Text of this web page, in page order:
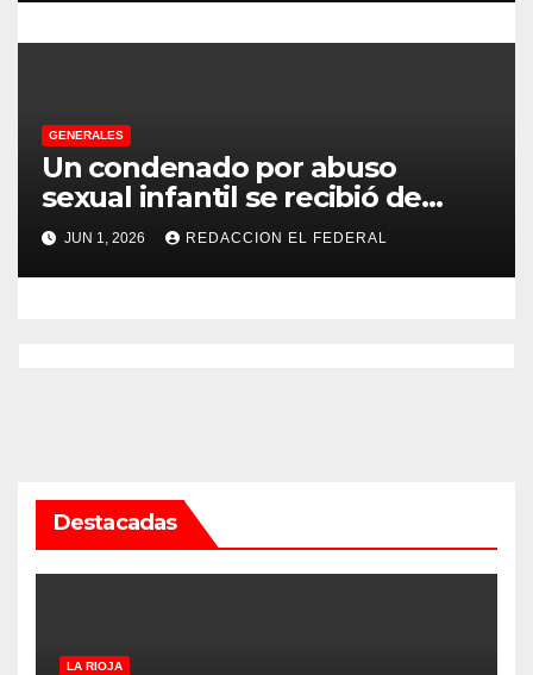
GENERALES
Un condenado por abuso
sexual infantil se recibió de
psicopedagogo dentro del
Servicio Penitenciario de La
Rioja
JUN 1, 2026 REDACCION EL FEDERAL
Destacadas
LA RIOJA